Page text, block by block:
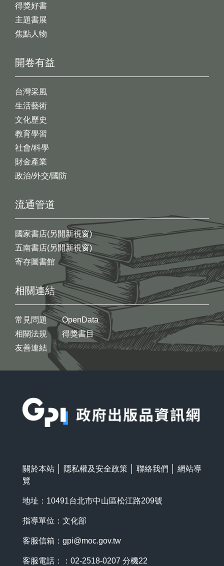
開卷有益
台灣采風
生活藝術
文化歷史
教育學習
社會/科學
財金產業
政治/外交/國防
得獎好書
主題書展
焦點人物
流通管道
國家書店(另開新視窗)
五南書店(另開新視窗)
寄存圖書館
相關連結
常見問題
相關法規
友善連結
OpenData
得獎書目
關於本站 隱私權及安全政策 聯絡我們
網站導
覽
地址：10491台北市中山區松江路209號
指導單位：文化部
客服信箱： gpi@moc.gov.tw
客服電話：：02-2518-0207 分機22